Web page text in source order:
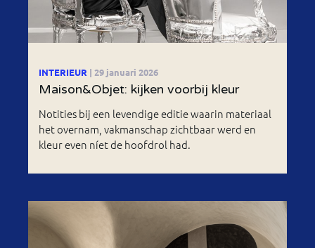
INTERIEUR | 29 januari 2026
Maison&Objet: kijken voorbij kleur
Notities bij een levendige editie waarin materiaal
het overnam, vakmanschap zichtbaar werd en
kleur even níet de hoofdrol had.